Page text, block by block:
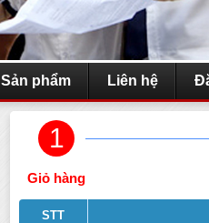
Sản phẩm Liên hệ
1
Giỏ hàng
STT